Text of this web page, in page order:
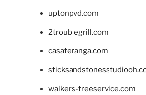
uptonpvd.com
2troublegrill.com
casateranga.com
walkers-treeservice.com